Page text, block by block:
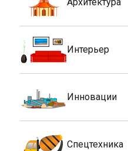
Интерьер
Инновации
Спецтехника